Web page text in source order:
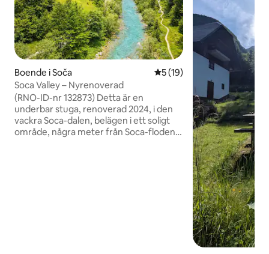
Boende i Soča 5 av 5 i genomsnittligt
5 (19)
Soca Valley – Nyrenoverad
(RNO-ID-nr 132873) Detta är en
underbar stuga, renoverad 2024, i den
vackra Soca-dalen, belägen i ett soligt
område, några meter från Soca-floden.